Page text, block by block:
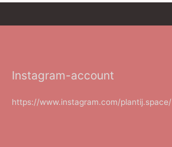
Instagram-account
https://www.instagram.com/plantij.space/